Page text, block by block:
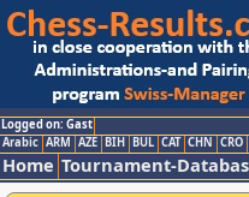
Logged on: Gast
Arabic ARM AZE BIH BUL CAT CHN CRO
Home Tournament-